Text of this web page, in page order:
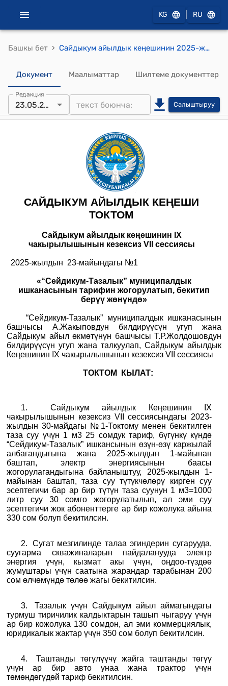
KG RU
Башкы бет › Сайдыкум айылдык кеңешинин 2025-жылдын 23-майындагы №1 «“Сейдикум-Тазалык” муниципалдык ишканасынын тарифин жогорулатып, бекитип берүү жөнүндө» токтому
Документ Маалыматтар Шилтеме документтер
Редакция
23.05.2025 Салыштыруу